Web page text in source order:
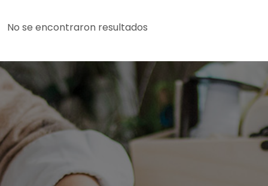
No se encontraron resultados